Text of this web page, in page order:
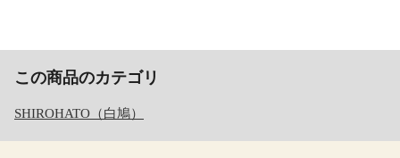
この商品のカテゴリ
SHIROHATO（白鳩）